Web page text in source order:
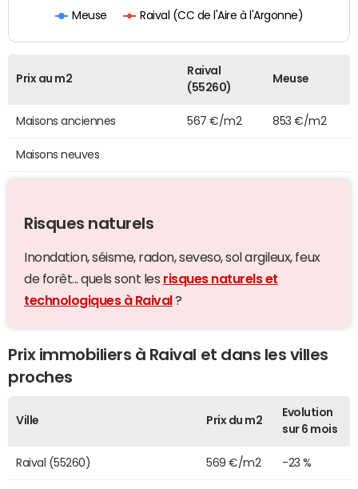
Meuse Raival (CC de l'Aire à l'Argonne)
Prix au m2
Raival
(55260)
Meuse
Maisons anciennes 567 €/m2 853 €/m2
Maisons neuves
Risques naturels
Inondation, séisme, radon, seveso, sol argileux, feux
de forêt... quels sont les risques naturels et
technologiques à Raival ?
Prix immobiliers à Raival et dans les villes
proches
Ville Prix du m2
Evolution
sur 6 mois
Raival (55260) 569 €/m2 -23 %